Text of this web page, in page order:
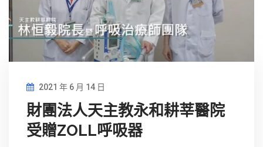
2021 年 6 月 14 日
財團法人天主教永和耕莘醫院
受贈ZOLL呼吸器